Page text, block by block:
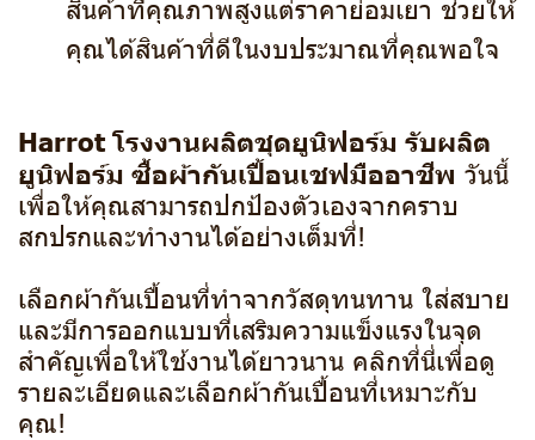
สินค้าที่คุณภาพสูงแต่ราคาย่อมเยา ช่วยให้
คุณได้สินค้าที่ดีในงบประมาณที่คุณพอใจ
Harrot โรงงานผลิตชุดยูนิฟอร์ม รับผลิต
ยูนิฟอร์ม ซื้อผ้ากันเปื้อนเชฟมืออาชีพ วันนี้
เพื่อให้คุณสามารถปกป้องตัวเองจากคราบ
สกปรกและทำงานได้อย่างเต็มที่!
เลือกผ้ากันเปื้อนที่ทำจากวัสดุทนทาน ใส่สบาย
และมีการออกแบบที่เสริมความแข็งแรงในจุด
สำคัญเพื่อให้ใช้งานได้ยาวนาน คลิกที่นี่เพื่อดู
รายละเอียดและเลือกผ้ากันเปื้อนที่เหมาะกับ
คุณ!